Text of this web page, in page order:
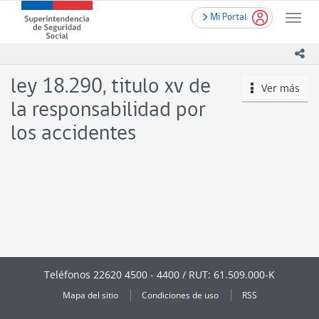
principal
Mi Portal
Toggle
Superintendencia
de
(SUSESO)
-
Gobierno
de
Chile
icono
Ver más
ley 18.290, titulo xv de
la responsabilidad por
los accidentes
Teléfonos 22620 4500 - 4400 / RUT: 61.509.000-K
Mapa del sitio Condiciones de uso RSS